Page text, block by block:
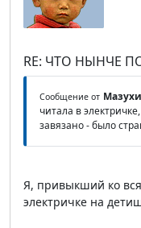
RE: ЧТО НЫНЧЕ
Сообщение от
читала в
завязано - было
Я, привыкший ко
электричке на